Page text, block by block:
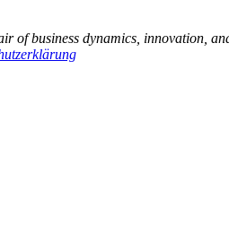
of business dynamics, innovation,